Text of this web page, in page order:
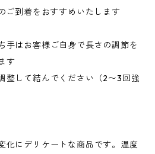
ご到着をおすすめいたします
はお客様ご自身で長さの調節を
す
整して結んでください（2〜3回強
化にデリケートな商品です。温度